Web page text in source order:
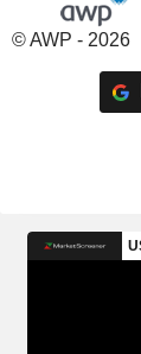
© AWP - 2026